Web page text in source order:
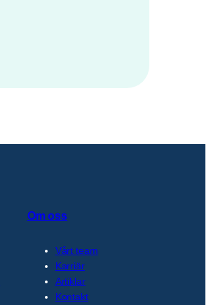
Om oss
Vårt team
Karriär
Artiklar
Kontakt